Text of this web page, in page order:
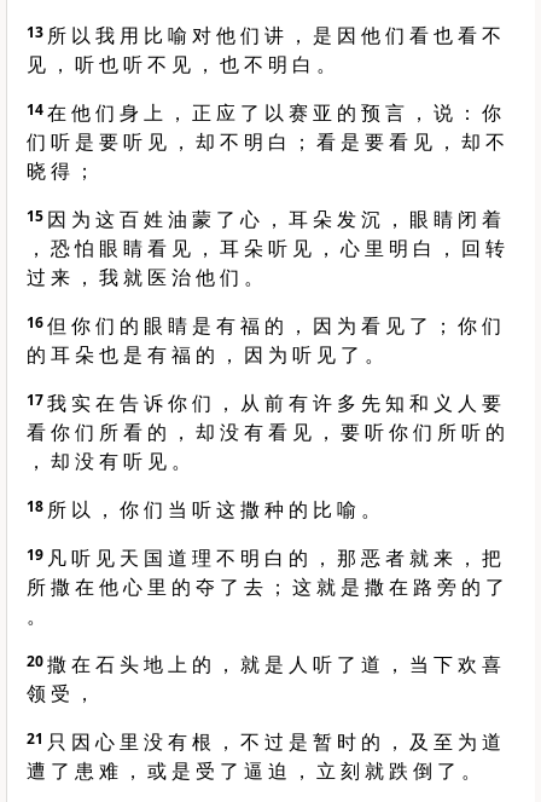
13 所 以 我 用 比 喻 对 他 们 讲 ， 是 因 他 们 看 也 看 不
见 ， 听 也 听 不 见 ， 也 不 明 白 。
14在 他 们 身 上 ， 正 应 了 以 赛 亚 的 预 言 ， 说 ： 你
们 听 是 要 听 见 ， 却 不 明 白 ； 看 是 要 看 见 ， 却 不
晓 得 ；
15 因 为 这 百 姓 油 蒙 了 心 ， 耳 朵 发 沉 ， 眼 睛 闭 着
， 恐 怕 眼 睛 看 见 ， 耳 朵 听 见 ， 心 里 明 白 ， 回 转
过 来 ， 我 就 医 治 他 们 。
16但 你 们 的 眼 睛 是 有 福 的 ， 因 为 看 见 了 ； 你 们
的 耳 朵 也 是 有 福 的 ， 因 为 听 见 了 。
17我 实 在 告 诉 你 们 ， 从 前 有 许 多 先 知 和 义 人 要
看 你 们 所 看 的 ， 却 没 有 看 见 ， 要 听 你 们 所 听 的
， 却 没 有 听 见 。
18 所 以 ， 你 们 当 听 这 撒 种 的 比 喻 。
19 凡 听 见 天 国 道 理 不 明 白 的 ， 那 恶 者 就 来 ， 把
所 撒 在 他 心 里 的 夺 了 去 ； 这 就 是 撒 在 路 旁 的 了
。
20撒 在 石 头 地 上 的 ， 就 是 人 听 了 道 ， 当 下 欢 喜
领 受 ，
21 只 因 心 里 没 有 根 ， 不 过 是 暂 时 的 ， 及 至 为 道
遭 了 患 难 ， 或 是 受 了 逼 迫 ， 立 刻 就 跌 倒 了 。